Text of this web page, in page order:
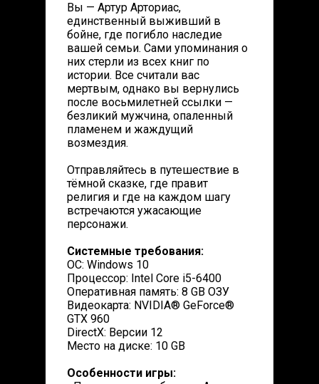
Вы — Артур Арториас,
единственный выживший в
бойне, где погибло наследие
вашей семьи. Сами упоминания о
них стерли из всех книг по
истории. Все считали вас
мертвым, однако вы вернулись
после восьмилетней ссылки —
безликий мужчина, опаленный
пламенем и жаждущий
возмездия.
Отправляйтесь в путешествие в
тёмной сказке, где правит
религия и где на каждом шагу
встречаются ужасающие
персонажи.
Системные требования:
ОС: Windows 10
Процессор: Intel Core i5-6400
Оперативная память: 8 GB ОЗУ
Видеокарта: NVIDIA® GeForce®
GTX 960
DirectX: Версии 12
Место на диске: 10 GB
Особенности игры: